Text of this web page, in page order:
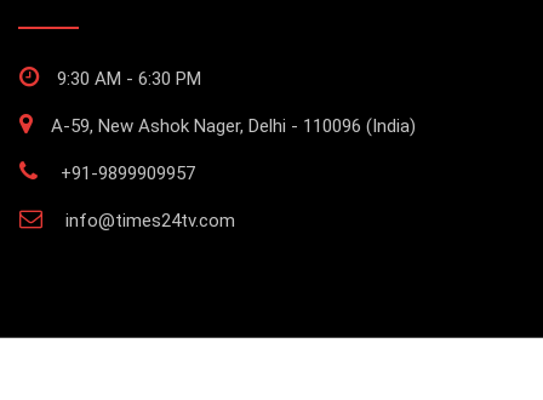
9:30 AM - 6:30 PM
A-59, New Ashok Nager, Delhi - 110096 (India)
+91-9899909957
info@times24tv.com